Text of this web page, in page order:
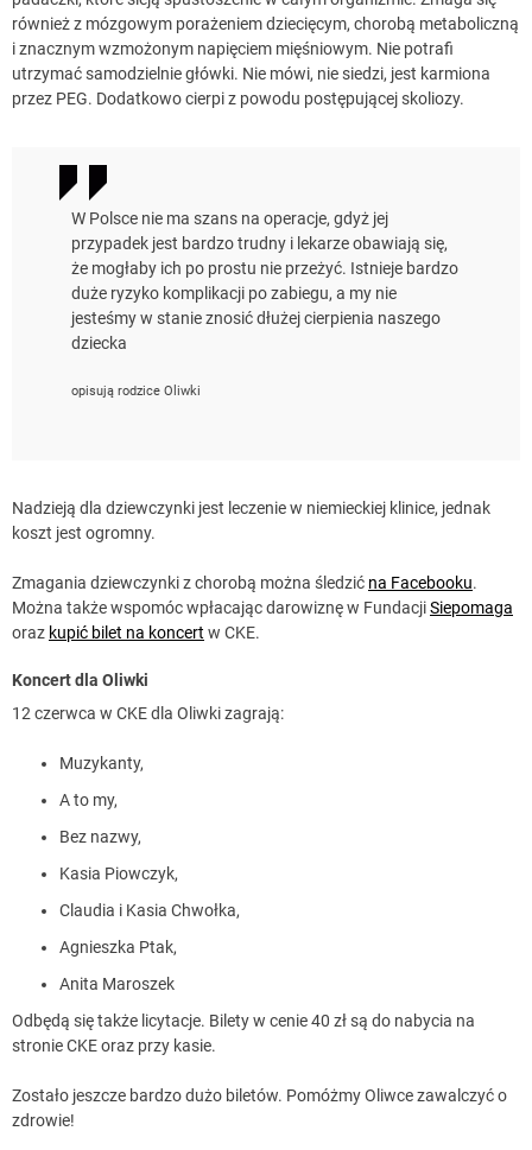
również z mózgowym porażeniem dziecięcym, chorobą metaboliczną
i znacznym wzmożonym napięciem mięśniowym. Nie potrafi
utrzymać samodzielnie główki. Nie mówi, nie siedzi, jest karmiona
przez PEG. Dodatkowo cierpi z powodu postępującej skoliozy.
W Polsce nie ma szans na operacje, gdyż jej
przypadek jest bardzo trudny i lekarze obawiają się,
że mogłaby ich po prostu nie przeżyć. Istnieje bardzo
duże ryzyko komplikacji po zabiegu, a my nie
jesteśmy w stanie znosić dłużej cierpienia naszego
dziecka
opisują rodzice Oliwki
Nadzieją dla dziewczynki jest leczenie w niemieckiej klinice, jednak
koszt jest ogromny.
Zmagania dziewczynki z chorobą można śledzić na Facebooku.
Można także wspomóc wpłacając darowiznę w FundacjiSiepomaga
oraz kupić bilet na koncert w CKE.
Koncert dla Oliwki
12 czerwca w CKE dla Oliwki zagrają:
Muzykanty,
A to my,
Bez nazwy,
Kasia Piowczyk,
Claudia i Kasia Chwołka,
Agnieszka Ptak,
Anita Maroszek
Odbędą się także licytacje. Bilety w cenie 40 zł są do nabycia na
stronie CKE oraz przy kasie.
Zostało jeszcze bardzo dużo biletów. Pomóżmy Oliwce zawalczyć o
zdrowie!